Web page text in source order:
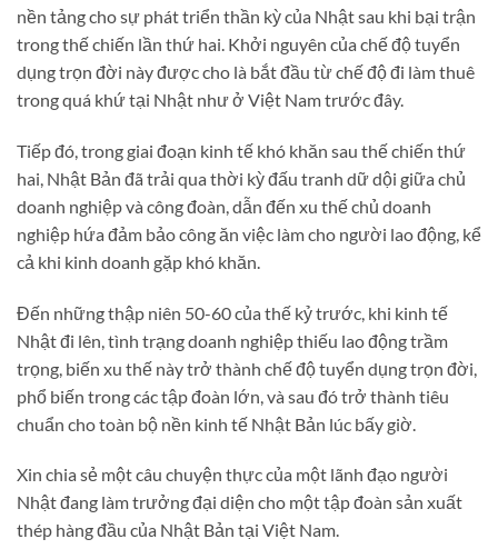
nền tảng cho sự phát triển thần kỳ của Nhật sau khi bại trận
trong thế chiến lần thứ hai. Khởi nguyên của chế độ tuyển
dụng trọn đời này được cho là bắt đầu từ chế độ đi làm thuê
trong quá khứ tại Nhật như ở Việt Nam trước đây.
Tiếp đó, trong giai đoạn kinh tế khó khăn sau thế chiến thứ
hai, Nhật Bản đã trải qua thời kỳ đấu tranh dữ dội giữa chủ
doanh nghiệp và công đoàn, dẫn đến xu thế chủ doanh
nghiệp hứa đảm bảo công ăn việc làm cho người lao động, kể
cả khi kinh doanh gặp khó khăn.
Đến những thập niên 50-60 của thế kỷ trước, khi kinh tế
Nhật đi lên, tình trạng doanh nghiệp thiếu lao động trầm
trọng, biến xu thế này trở thành chế độ tuyển dụng trọn đời,
phổ biến trong các tập đoàn lớn, và sau đó trở thành tiêu
chuẩn cho toàn bộ nền kinh tế Nhật Bản lúc bấy giờ.
Xin chia sẻ một câu chuyện thực của một lãnh đạo người
Nhật đang làm trưởng đại diện cho một tập đoàn sản xuất
thép hàng đầu của Nhật Bản tại Việt Nam.